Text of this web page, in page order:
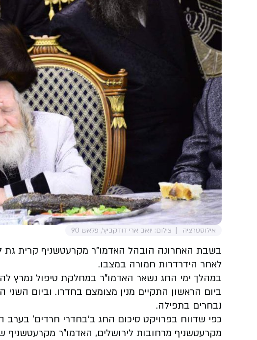
אילוסטרציה צילום: יואב ארי דודקביץ', פלאש 90
בשבת האחרונה הובהל האדמו"ר מקרעטשניף קרית גת
לאחר הידרדרות חמורה במצבו.
במהלך ימי החג נשאר האדמו"ר במחלקת טיפול
ביום הראשון התקיים מנין מצומצם בחדרו. וביום
נבחרים בתפילה.
כפי שדווח בפרויקט סיכום החג ב'בחדרי חרדים'
מקרעטשניף מרחובות לירושלים, האדמו"ר מקרעטשניף